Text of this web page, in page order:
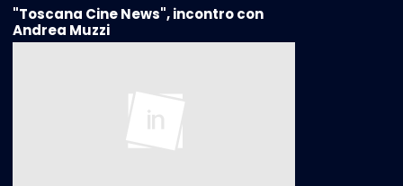
"Toscana Cine News", incontro con
Andrea Muzzi